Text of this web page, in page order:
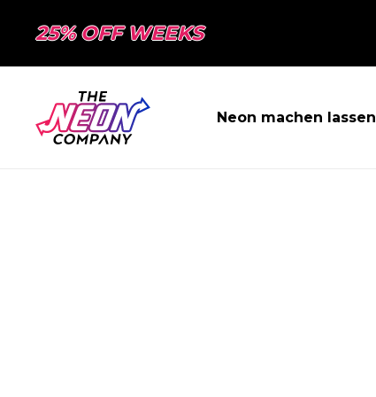
25% OFF WEEKS
Neon machen lassen